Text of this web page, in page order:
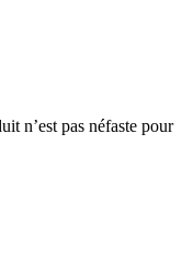
n’est pas néfaste pour